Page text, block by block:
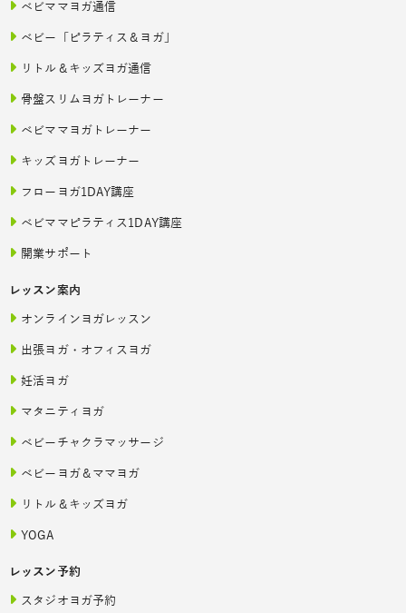
ベビママヨガ通信
ベビー「ピラティス＆ヨガ」
リトル＆キッズヨガ通信
骨盤スリムヨガトレーナー
ベビママヨガトレーナー
キッズヨガトレーナー
フローヨガ1DAY講座
ベビママピラティス1DAY講座
開業サポート
レッスン案内
オンラインヨガレッスン
出張ヨガ・オフィスヨガ
妊活ヨガ
マタニティヨガ
ベビーチャクラマッサージ
ベビーヨガ＆ママヨガ
リトル＆キッズヨガ
YOGA
レッスン予約
スタジオヨガ予約